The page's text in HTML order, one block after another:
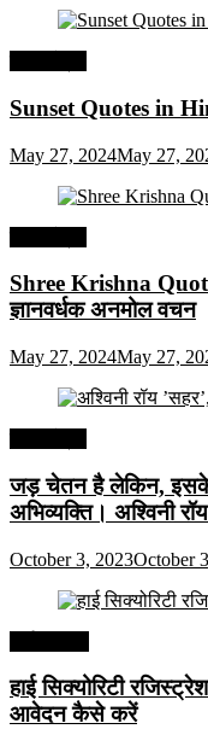
Sunset Quotes in
May 27, 2024May 27,
Shree Krishna
ज्ञानवर्धक अनमोल वचन
May 27, 2024May 27,
जड़ चेतन है लेकिन, इसके
अभिव्यक्ति। अश्विनी
October 3, 2023October
हाई सिक्योरिटी
आवेदन कैसे करें